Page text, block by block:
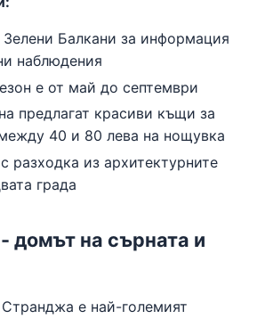
Балкани за информация
наблюдения
е от май до септември
предлагат красиви къщи за
40 и 80 лева на нощувка
разходка из архитектурните
града
домът на сърната и
е най-големият